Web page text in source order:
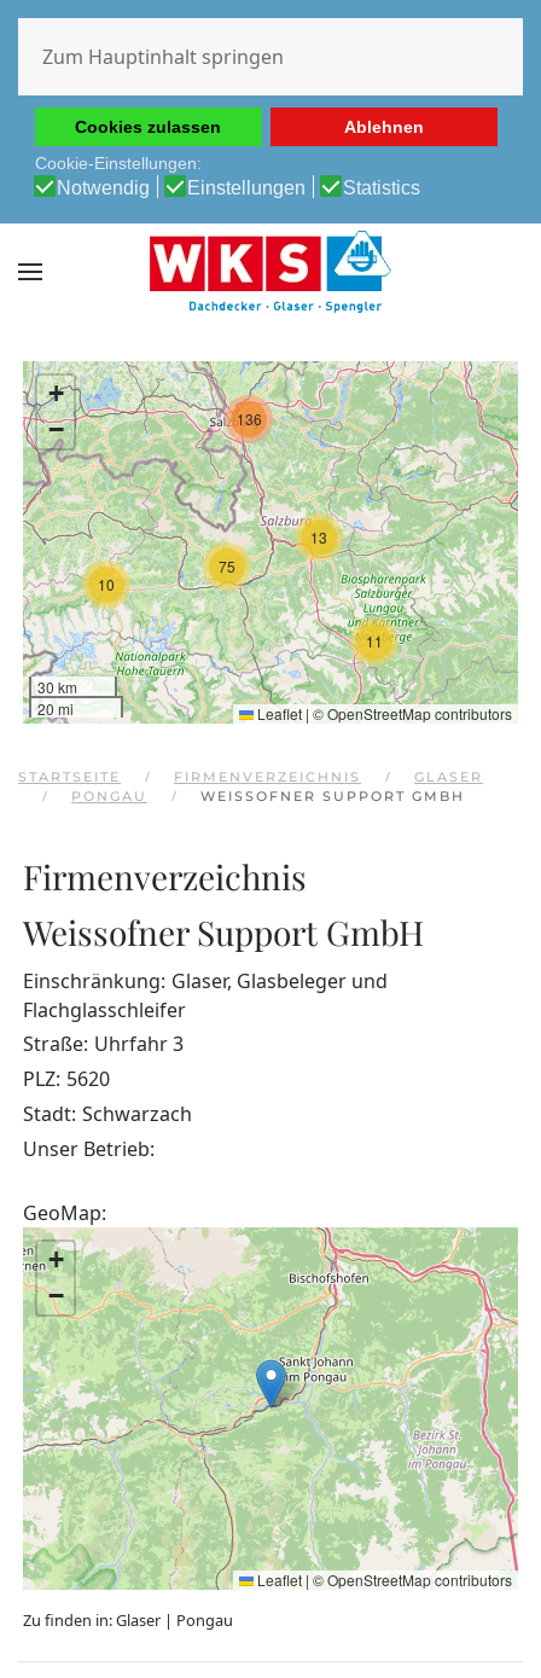
Erfahrung auf unserer Website zu ermöglichen.
Cookie-Richtlinie
Datenschutz-Bestimmungen
Cookies zulassen
Ablehnen
Cookie-Einstellungen:
Notwendig Einstellungen Statistics
Zum Hauptinhalt springen
10
11
13
75
136
+
−
30 km
20 mi
Leaflet | ©OpenStreetMapcontributors
STARTSEITE FIRMENVERZEICHNIS
GLASER
PONGAU
WEISSOFNER SUPPORT GMBH
Firmenverzeichnis
Weissofner Support GmbH
Einschränkung: Glaser, Glasbeleger und
Flachglasschleifer
Straße: Uhrfahr 3
PLZ: 5620
Stadt: Schwarzach
Unser Betrieb:
GeoMap:
+
−
Leaflet | ©OpenStreetMapcontributors
Zu finden in:Glaser | Pongau